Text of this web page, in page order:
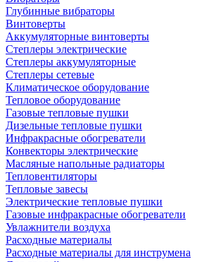
Глубинные вибраторы
Винтоверты
Аккумуляторные винтоверты
Степлеры электрические
Степлеры аккумуляторные
Степлеры сетевые
Климатическое оборудование
Тепловое оборудование
Газовые тепловые пушки
Дизельные тепловые пушки
Инфракрасные обогреватели
Конвекторы электрические
Масляные напольные радиаторы
Тепловентиляторы
Тепловые завесы
Электрические тепловые пушки
Газовые инфракрасные обогреватели
Увлажнители воздуха
Расходные материалы
Расходные материалы для инструмена